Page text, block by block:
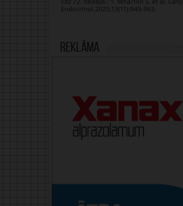
Reklāma